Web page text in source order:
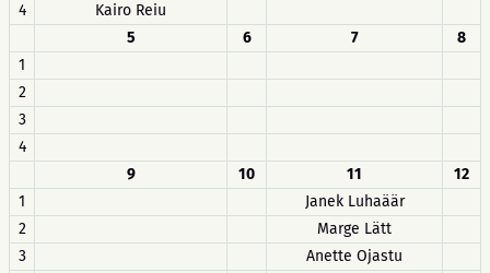
4
Kairo Reiu
5
6 7
8
1
2
3
4
9
10 11
12
1
Janek Luhaäär
2
Marge Lätt
3
Anette Ojastu